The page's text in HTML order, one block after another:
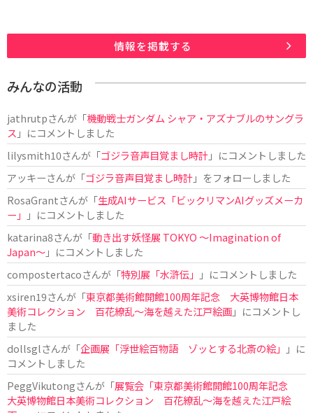
情報を掲載する
みんなの活動
jathrutpさんが「機動戦士ガンダム シャア・アズナブルのサングラ
ス 」にコメントしました
lilysmith10さんが「ゴジラ音声目覚まし時計」にコメントしました
アッキーさんが「ゴジラ音声目覚まし時計」をフォローしました
RosaGrantさんが「生成AIサービス「ビックリマンAIグッズメーカ
ー」
」にコメントしました
katarina8さんが「動き出す妖怪展 TOKYO 〜Imagination of
Japan〜」にコメントしました
compostertacoさんが「特別展「水滸伝」
」にコメントしました
xsiren19さんが「東京都美術館開館100周年記念 大英博物館日本
美術コレクション 百花繚乱～海を越えた江戸絵画」にコメントし
ました
dollsglさんが「企画展「浮世絵百物語 ゾッとする北斎の絵」
」に
コメントしました
PeggVikutongさんが「展覧会「東京都美術館開館100周年記念
大英博物館日本美術コレクション 百花繚乱〜海を越えた江戸絵